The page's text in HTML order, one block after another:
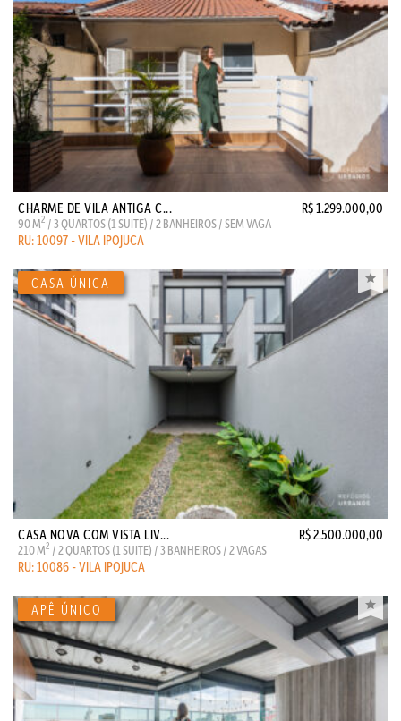
CHARME DE VILA ANTIGA C... R$ 1.299.000,00
90 M2 / 3 QUARTOS (1 SUITE) / 2 BANHEIROS / SEM VAGA
RU: 10097 - VILA IPOJUCA
CASA NOVA COM VISTA LIV... R$ 2.500.000,00
210 M2 / 2 QUARTOS (1 SUITE) / 3 BANHEIROS / 2 VAGAS
RU: 10086 - VILA IPOJUCA